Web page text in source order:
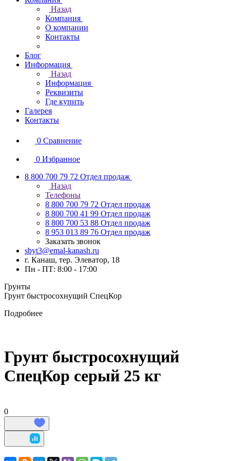
Назад
Компания
О компании
Контакты
Блог
Информация
Назад
Информация
Реквизиты
Где купить
Галерея
Контакты
0 Сравнение
0 Избранное
8 800 700 79 72 Отдел продаж
Назад
Телефоны
8 800 700 79 72 Отдел продаж
8 800 700 41 99 Отдел продаж
8 800 700 53 88 Отдел продаж
8 953 013 89 76 Отдел продаж
Заказать звонок
sbyt3@emal-kanash.ru
г. Канаш, тер. Элеватор, 18
Пн - ПТ: 8:00 - 17:00
Грунты
Грунт быстросохнущий СпецКор
Подробнее
Грунт быстросохнущий
СпецКор серый 25 кг
0